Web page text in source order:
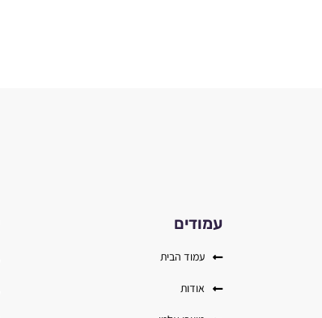
עמודים
עמוד הבית
אודות